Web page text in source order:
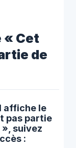
« Cet
de
affiche le
pas partie
suivez
: